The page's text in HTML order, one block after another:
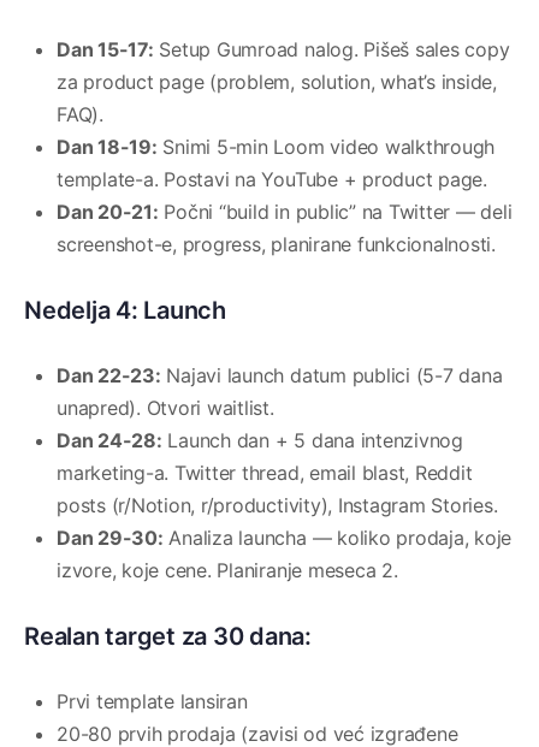
Dan 15-17: Setup Gumroad nalog. Pišeš sales copy
za product page (problem, solution, what’s inside,
FAQ).
Dan 18-19: Snimi 5-min Loom video walkthrough
template-a. Postavi na YouTube + product page.
Dan 20-21: Počni “build in public” na Twitter — deli
screenshot-e, progress, planirane funkcionalnosti.
Nedelja 4: Launch
Dan 22-23: Najavi launch datum publici (5-7 dana
unapred). Otvori waitlist.
Dan 24-28: Launch dan + 5 dana intenzivnog
marketing-a. Twitter thread, email blast, Reddit
posts (r/Notion, r/productivity), Instagram Stories.
Dan 29-30: Analiza launcha — koliko prodaja, koje
izvore, koje cene. Planiranje meseca 2.
Realan target za 30 dana:
Prvi template lansiran
20-80 prvih prodaja (zavisi od već izgrađene